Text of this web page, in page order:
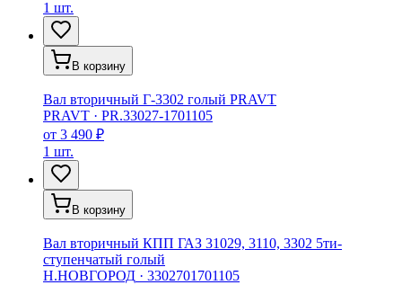
1 шт.
В корзину
Вал вторичный Г-3302 голый PRAVT
PRAVT · PR.33027-1701105
от 3 490 ₽
1 шт.
В корзину
Вал вторичный КПП ГАЗ 31029, 3110, 3302 5ти-
ступенчатый голый
Н.НОВГОРОД · 3302701701105